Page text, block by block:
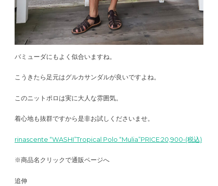
バミューダにもよく似合いますね。
こうきたら足元はグルカサンダルが良いですよね。
このニットポロは実に大人な雰囲気。
着心地も抜群ですから是非お試しくださいませ。
rinascente “WASHI”Tropical Polo “Mulia”PRICE:20,900-(税込)
※商品名クリックで通販ページへ
追伸